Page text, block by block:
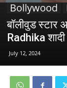
Bollywood
बॉलीवुड स्टार
Radhika शादी
July 12, 2024